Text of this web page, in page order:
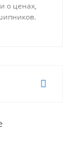
о ценах,